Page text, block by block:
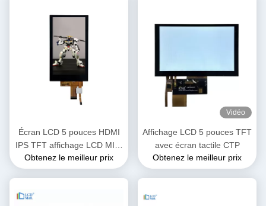
Écran LCD 5 pouces HDMI
IPS TFT affichage LCD MIPI
4L
Obtenez le meilleur prix
Vidéo
Affichage LCD 5 pouces TFT
avec écran tactile CTP
Obtenez le meilleur prix